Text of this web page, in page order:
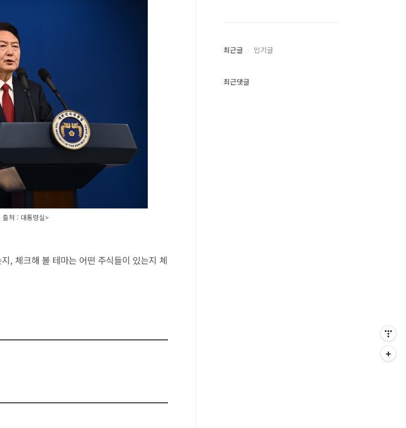
처 : 대통령실>
, 체크해 볼 테마는 어떤 주식들이 있는지 체
최근글 인기글
최근댓글